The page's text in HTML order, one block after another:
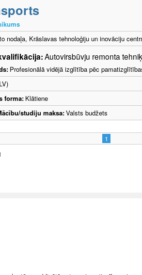
nodaļa, Krāslavas tehnoloģiju un inovāciju
Autovirsbūvju remonta
Profesionālā vidējā izglītība pēc
forma: Klātiene
studiju maksa:Valsts budžets
1